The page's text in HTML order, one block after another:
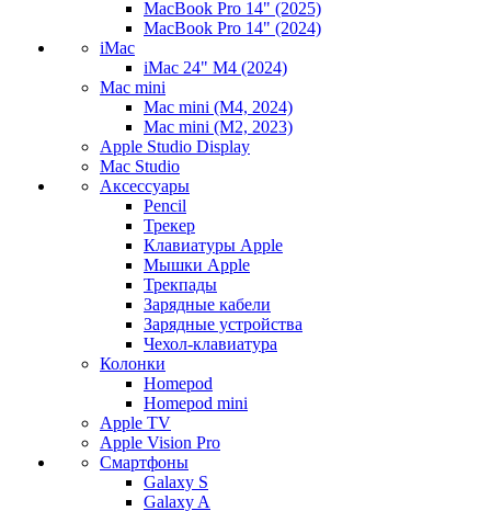
MacBook Pro 14" (2025)
MacBook Pro 14" (2024)
iMac
iMac 24" M4 (2024)
Mac mini
Mac mini (M4, 2024)
Mac mini (M2, 2023)
Apple Studio Display
Mac Studio
Аксессуары
Pencil
Трекер
Клавиатуры Apple
Мышки Apple
Трекпады
Зарядные кабели
Зарядные устройства
Чехол-клавиатура
Колонки
Homepod
Homepod mini
Apple TV
Apple Vision Pro
Смартфоны
Galaxy S
Galaxy A